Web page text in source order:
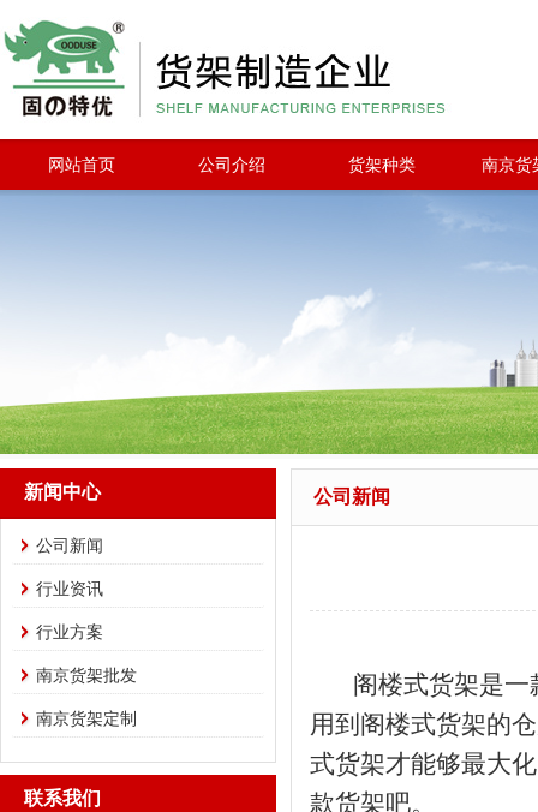
网站首页 公司介绍 货架种类 南京货
新闻中心
公司新闻
行业资讯
行业方案
南京货架批发
南京货架定制
联系我们
公司新闻
阁楼式货架是一
用到阁楼式货架的
式货架才能够最大
款货架吧。